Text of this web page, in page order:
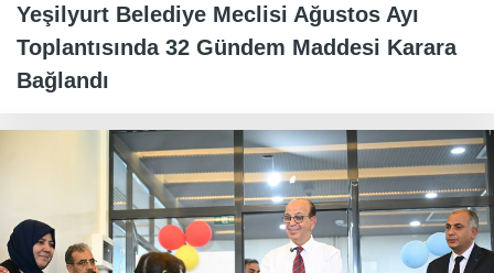
Yeşilyurt Belediye Meclisi Ağustos Ayı
Toplantısında 32 Gündem Maddesi Karara
Bağlandı